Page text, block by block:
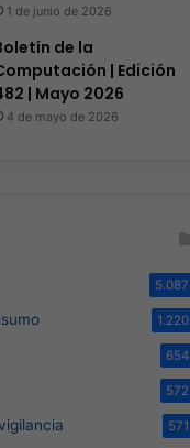
1 de junio de 2026
de la
| Edición
| Mayo 2026
4 de mayo de 2026
5.087
1.220
654
572
571